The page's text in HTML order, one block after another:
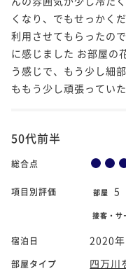
くなり、でもせっかく
利用させてもらったの
に感じました お部屋の
う感じで、もう少し細
ももう少し頑張ってい
50代前半
総合点
項目別評価 部屋 5
接客・サ
宿泊日 2020
部屋タイプ
四万川